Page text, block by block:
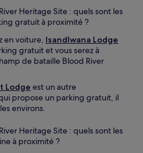
Heritage Site : quels sont les
gratuit à proximité ?
en voiture, Isandlwana Lodge
gratuit et vous serez à
de bataille Blood River
Lodge est un autre
propose un parking gratuit, il
environs.
Heritage Site : quels sont les
à proximité ?